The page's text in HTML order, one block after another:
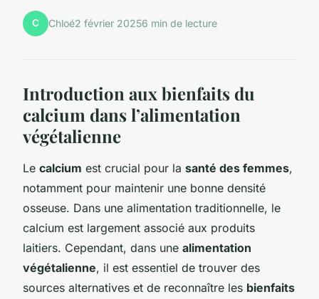
C Chloé2 février 20256 min de lecture
Introduction aux bienfaits du
calcium dans l’alimentation
végétalienne
Le calcium est crucial pour la santé des femmes,
notamment pour maintenir une bonne densité
osseuse. Dans une alimentation traditionnelle, le
calcium est largement associé aux produits
laitiers. Cependant, dans une alimentation
végétalienne, il est essentiel de trouver des
sources alternatives et de reconnaître les bienfaits